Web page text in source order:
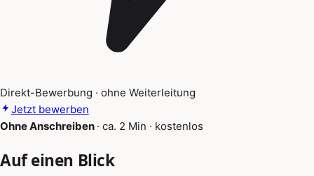
Direkt-Bewerbung · ohne Weiterleitung
Jetzt bewerben
Ohne Anschreiben · ca. 2 Min · kostenlos
Auf einen Blick